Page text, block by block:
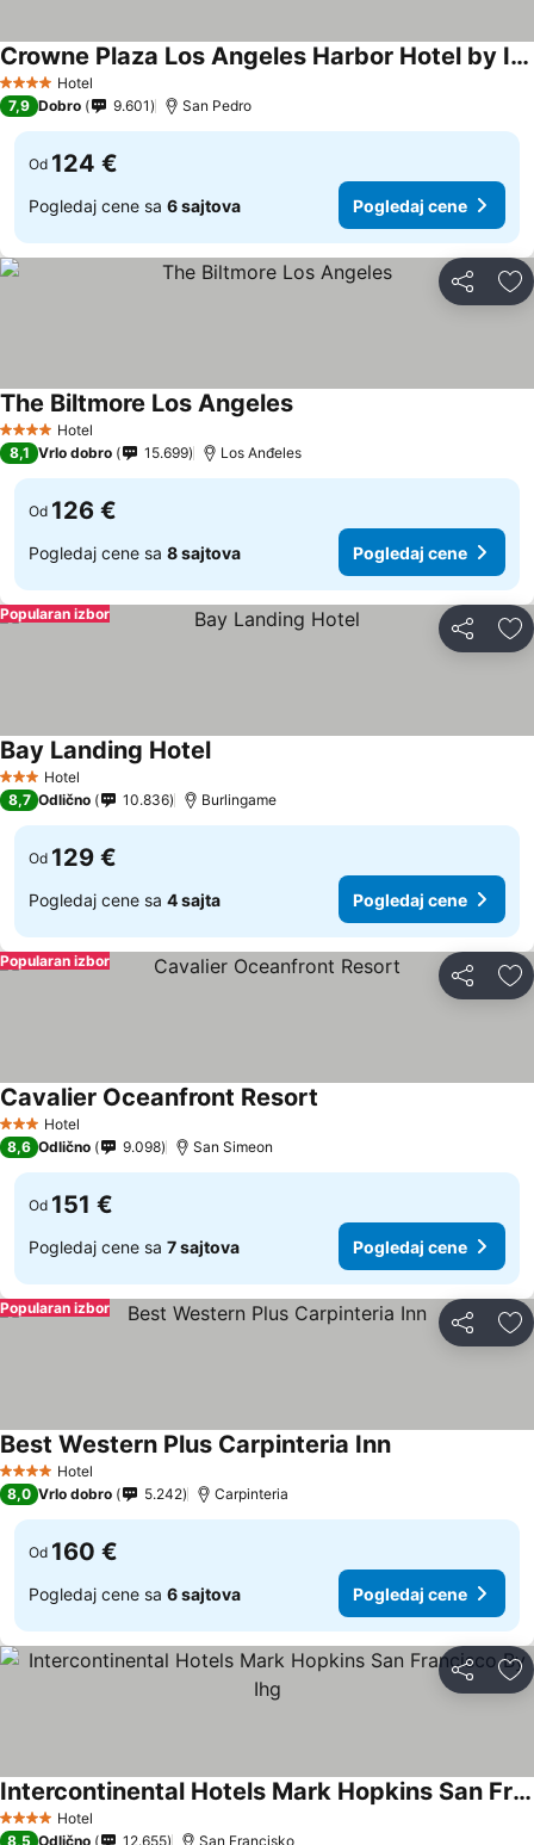
4 ZvezdiceHotel
Crowne Plaza Los Angeles Harbor Hotel by IHG
Pogledaj cene
7,9 Dobro 9.601 San Pedro
Od 124 €
Pogledaj cene sa 6 sajtova Pogledaj cene
Deli
4 ZvezdiceHotel
The Biltmore Los AngelesPogledaj cene
8,1 Vrlo dobro 15.699 Los Anđeles
Od 126 €
Pogledaj cene sa 8 sajtova Pogledaj cene
Deli
Popularan izbor
3 Zvezdice
Hotel
Bay Landing HotelPogledaj cene
8,7 Odlično 10.836 Burlingame
Od 129 €
Pogledaj cene sa 4 sajta Pogledaj cene
Deli
Popularan izbor
3 Zvezdice
Hotel
Cavalier Oceanfront Resort
8,6 Odlično 9.098 San Simeon
Od 151 €
Pogledaj cene sa 7 sajtova Pogledaj cene
Deli
Popularan izbor
4 ZvezdiceHotel
Best Western Plus Carpinteria InnPogledaj cene
8,0 Vrlo dobro 5.242 Carpinteria
Od 160 €
Pogledaj cene sa 6 sajtova Pogledaj cene
Deli
4 ZvezdiceHotel
Intercontinental Hotels Mark Hopkins San Francisco By Ihg
Pogledaj cene
8,5 Odlično 12.655 San Francisko